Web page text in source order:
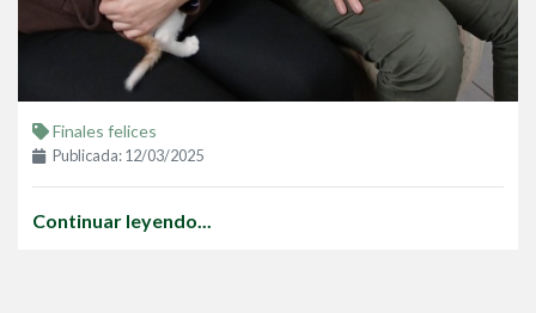
Finales felices
Publicada: 12/03/2025
Continuar leyendo...